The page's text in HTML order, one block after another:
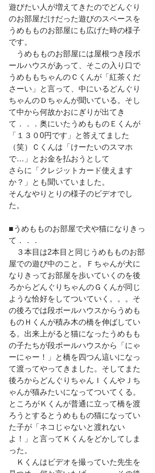
遊びたい人が増えてきたのでどんぐり
のお部屋だけだった遊びのスペースを
うめもものお部屋にも広げた時の様子
です。
うめもものお部屋には屋根つき段ボ
ールハウスがあって、そこの入り口で
うめももちゃんのＣくんが「紅茶くだ
さーい」と言って、中にいるどんぐり
ちゃんのＤちゃんが聞いている。そし
て中から何故かおにぎりが出てき
て．．．奥にいたうめもものＥくんが
「１３０0円です」と答えてました
（笑）Ｃくんは「けーたいのスマホ
で…」とお金を払おうとして
さらに「クレジットカード使えます
か？」とも聞いていました。
そんなやりとりの様子のビデオでし
た。
■うめもものお部屋で犬や猫になりきっ
て．．．
３本目は2本目と同じうめもものお部
屋での遊び中のこと。Ｆちゃんが犬に
なりきってお部屋を歩いていくのを後
ろからどんぐりちゃんのＧくんが同じ
ような恰好をしてついていく。。。そ
の後ろでは段ボールハウスからうめも
ものＨくんが積み木の橋を伸ばしてい
る。出来上がると猫になったうめもも
の子たちが段ボールハウスから「にゃ
ーにゃー！」と橋を四つん這いになっ
て渡ってやってきました。そしてまた
後ろからどんぐりちゃんＩくんやＪち
ゃんが猫みたいになってついてくる。
ところがＫくんが普通に立って橋を渡
ろうとするとうめももの猫になってい
た子が「ネコじゃないと渡れない
よ！」と言ってＫくんをどかしてしま
った。
Ｋくんはビデオを撮っていた先生を